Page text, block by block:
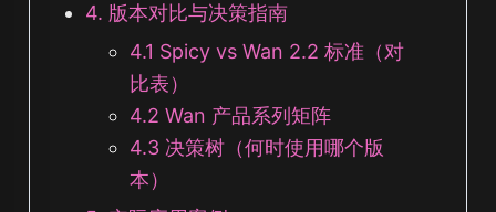
4. 版本对比与决策指南
4.1 Spicy vs Wan 2.2 标准（对
比表）
4.2 Wan 产品系列矩阵
4.3 决策树（何时使用哪个版
本）